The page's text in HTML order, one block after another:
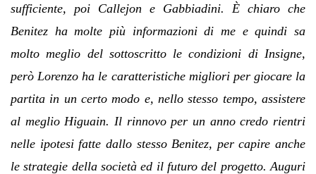
sufficiente, poi Callejon e Gabbiadini. È chiaro che
Benitez ha molte più informazioni di me e quindi sa
molto meglio del sottoscritto le condizioni di Insigne,
però Lorenzo ha le caratteristiche migliori per giocare la
partita in un certo modo e, nello stesso tempo, assistere
al meglio Higuain. Il rinnovo per un anno credo rientri
nelle ipotesi fatte dallo stesso Benitez, per capire anche
le strategie della società ed il futuro del progetto. Auguri